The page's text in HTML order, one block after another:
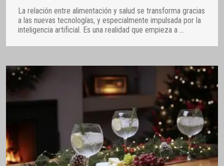
La relación entre alimentación y salud se transforma gracias
a las nuevas tecnologías, y especialmente impulsada por la
inteligencia artificial. Es una realidad que empieza a